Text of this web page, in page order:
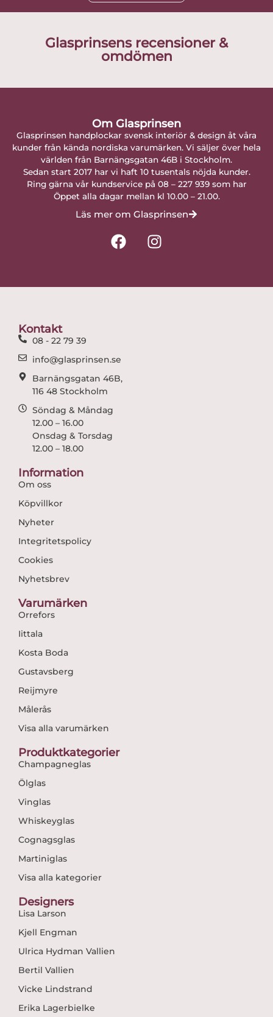
Glasprinsens recensioner &
omdömen
Om Glasprinsen
Glasprinsen handplockar svensk interiör & design åt våra
kunder från kända nordiska varumärken. Vi säljer över hela
världen från Barnängsgatan 46B i Stockholm.
Sedan start 2017 har vi haft 10 tusentals nöjda kunder.
Ring gärna vår kundservice på 08 – 227 939 som har
Öppet alla dagar mellan kl 10.00 – 21.00.
Läs mer om Glasprinsen
F
a
I
n
Kontakt
08 - 22 79 39
info@glasprinsen.se
Barnängsgatan 46B,
116 48 Stockholm
Söndag & Måndag
12.00 – 16.00
Onsdag & Torsdag
12.00 – 18.00
Information
Om oss
Köpvillkor
Nyheter
Integritetspolicy
Cookies
Nyhetsbrev
Varumärken
Orrefors
Iittala
Kosta Boda
Gustavsberg
Reijmyre
Målerås
Visa alla varumärken
Produktkategorier
Champagneglas
Ölglas
Vinglas
Whiskeyglas
Cognagsglas
Martiniglas
Visa alla kategorier
Designers
Lisa Larson
Kjell Engman
Ulrica Hydman Vallien
Bertil Vallien
Vicke Lindstrand
Erika Lagerbielke